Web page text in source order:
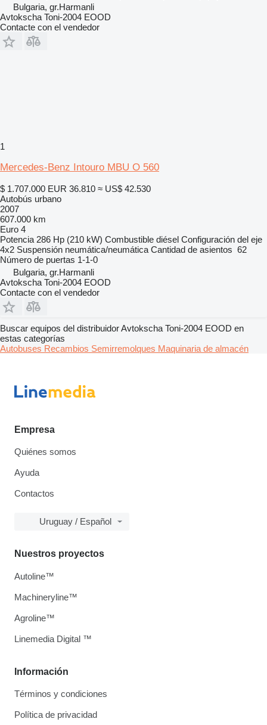
Bulgaria, gr.Harmanli
Avtokscha Toni-2004 EOOD
Contacte con el vendedor
1
Mercedes-Benz Intouro MBU O 560
$ 1.707.000 EUR 36.810 ≈ US$ 42.530
Autobús urbano
2007
607.000 km
Euro 4
Potencia 286 Hp (210 kW) Combustible diésel Configuración del eje
4x2 Suspensión neumática/neumática Cantidad de asientos 62
Número de puertas 1-1-0
Bulgaria, gr.Harmanli
Avtokscha Toni-2004 EOOD
Contacte con el vendedor
Buscar equipos del distribuidor Avtokscha Toni-2004 EOOD en
estas categorías
Autobuses Recambios Semirremolques Maquinaria de almacén
Empresa
Quiénes somos
Ayuda
Contactos
Uruguay / Español
Información
Términos y condiciones
Política de privacidad
Nuestros proyectos
Autoline™
Machineryline™
Agroline™
Linemedia Digital ™